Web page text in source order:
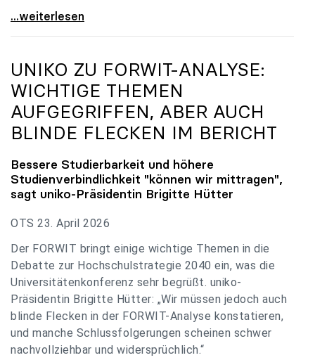
uniko zu Budgetverhandlungen: Universitäten sind
...weiterlesen
UNIKO ZU FORWIT-ANALYSE:
WICHTIGE THEMEN
AUFGEGRIFFEN, ABER AUCH
BLINDE FLECKEN IM BERICHT
Bessere Studierbarkeit und höhere
Studienverbindlichkeit "können wir mittragen",
sagt uniko-Präsidentin Brigitte Hütter
OTS 23. April 2026
Der FORWIT bringt einige wichtige Themen in die
Debatte zur Hochschulstrategie 2040 ein, was die
Universitätenkonferenz sehr begrüßt. uniko-
Präsidentin Brigitte Hütter: „Wir müssen jedoch auch
blinde Flecken in der FORWIT-Analyse konstatieren,
und manche Schlussfolgerungen scheinen schwer
nachvollziehbar und widersprüchlich.“